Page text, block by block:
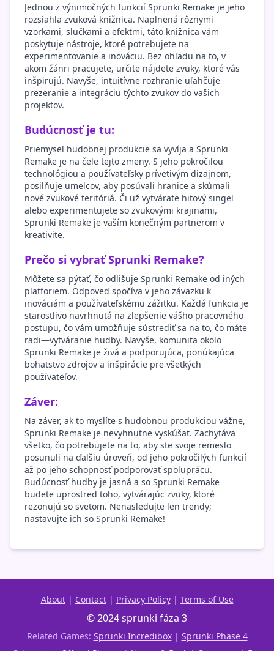
Jednou z výnimočných funkcií Sprunki Remake je jeho
rozsiahla zvuková knižnica. Naplnená rôznymi
vzorkami, slučkami a efektmi, táto knižnica vám
poskytuje nástroje, ktoré potrebujete na
experimentovanie a inováciu. Bez ohľadu na to, v
akom žánri pracujete, určite nájdete zvuky, ktoré vás
inšpirujú. Navyše, intuitívne rozhranie uľahčuje
prezeranie a integráciu týchto zvukov do vašich
projektov.
Budúcnosť je tu:
Priemysel hudobnej produkcie sa vyvíja a Sprunki
Remake je na čele tejto zmeny. S jeho pokročilou
technológiou a používateľsky prívetivým dizajnom,
posilňuje umelcov, aby posúvali hranice a skúmali
nové zvukové teritóriá. Či už vytvárate hitový singel
alebo experimentujete so zvukovými krajinami,
Sprunki Remake je vaším konečným partnerom v
kreativite.
Prečo si vybrať Sprunki Remake?
Môžete sa pýtať, čo odlišuje Sprunki Remake od iných
platforiem. Odpoveď spočíva v jeho záväzku k
inováciám a používateľskému zážitku. Každá funkcia je
starostlivo navrhnutá na zlepšenie vášho pracovného
postupu, čo vám umožňuje sústrediť sa na to, čo máte
radi—vytváranie hudby. Navyše, komunita okolo
Sprunki Remake je živá a podporujúca, ponúkajúca
bohatstvo zdrojov a inšpirácie pre všetkých
používateľov.
Záver:
Na záver, ak to myslíte s hudobnou produkciou vážne,
Sprunki Remake je nevyhnutne vyskúšať. Zachytáva
všetko, čo potrebujete na to, aby ste svoje remeslo
posunuli na ďalšiu úroveň, od jeho pokročilých funkcií
až po jeho schopnosť podporovať spoluprácu.
Budúcnosť hudby je jasná a so Sprunki Remake
budete uprostred toho, vytvárajúc zvuky, ktoré
rezonujú so svetom. Nenasledujte len trendy;
nastavujte ich so Sprunki Remake!
About| Contact| Privacy Policy| Terms of Use
© 2024 sprunki fáza 3
Related Games: Sprunki Incredibox| Sprunki Phase 4